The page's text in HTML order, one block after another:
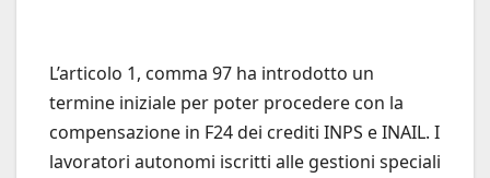
L’articolo 1, comma 97 ha introdotto un
termine iniziale per poter procedere con la
compensazione in F24 dei crediti INPS e INAIL. I
lavoratori autonomi iscritti alle gestioni speciali